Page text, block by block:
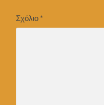
Σχόλιο *